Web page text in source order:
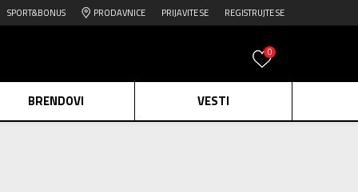
PRIJAVITE SE REGISTRUJTE SE
SPORT&BONUS PRODAVNICE
0
BRENDOVI VESTI